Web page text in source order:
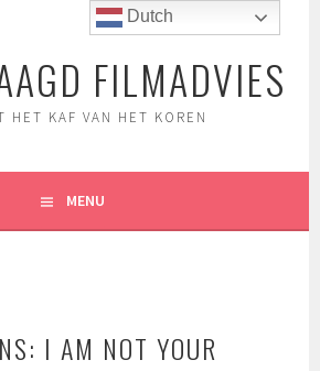
FILMADVIES
HET KAF VAN HET KOREN
MENU
I AM NOT YOUR
Dutch